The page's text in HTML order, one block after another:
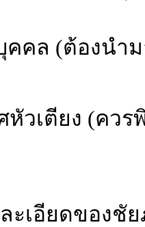
คคล (ต้องนำ
หัวเตียง (คว
ะเอียดของชั